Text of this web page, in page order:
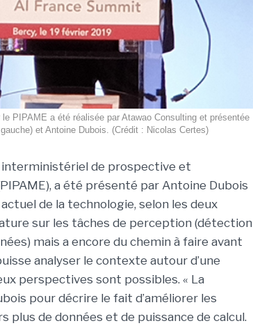
PIPAME a été réalisée par Atawao Consulting et présentée
et Antoine Dubois. (Crédit : Nicolas Certes)
de prospective et
a été présenté par Antoine Dubois
de la technologie, selon les deux
sur les tâches de perception (détection
mais a encore du chemin à faire avant
analyser le contexte autour d’une
perspectives sont possibles. « La
pour décrire le fait d’améliorer les
de données et de puissance de calcul.